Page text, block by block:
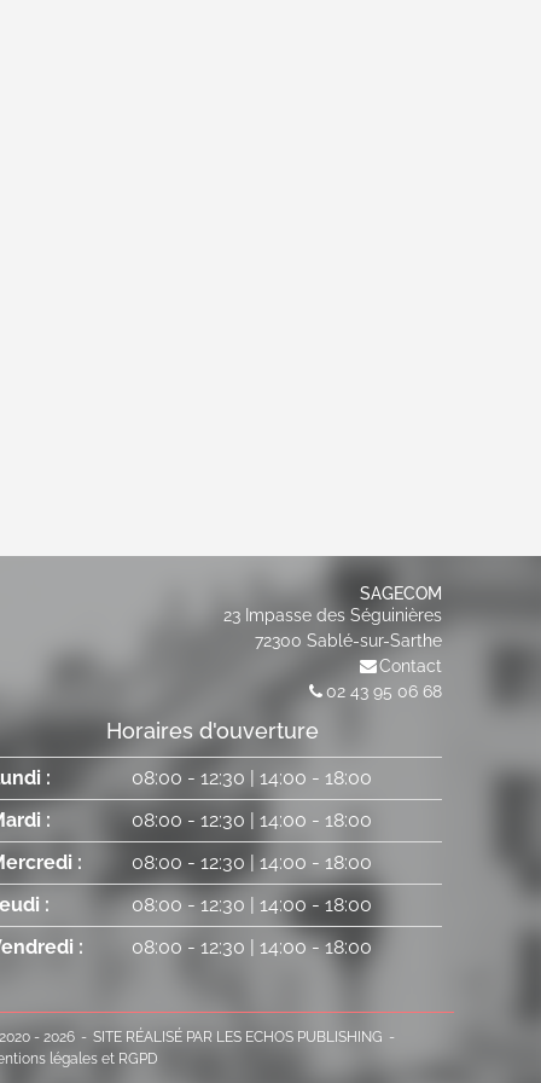
SAGECOM
23 Impasse des Séguinières
72300 Sablé-sur-Sarthe
Contact
02 43 95 06 68
Horaires d'ouverture
: 08:00 - 12:30 | 14:00 - 18:00
:
08:00 - 12:30 | 14:00 - 18:00
:
08:00 - 12:30 | 14:00 - 18:00
:
08:00 - 12:30 | 14:00 - 18:00
:
08:00 - 12:30 | 14:00 - 18:00
- 2026
SITE RÉALISÉ PAR LES ECHOS PUBLISHING
légales et RGPD